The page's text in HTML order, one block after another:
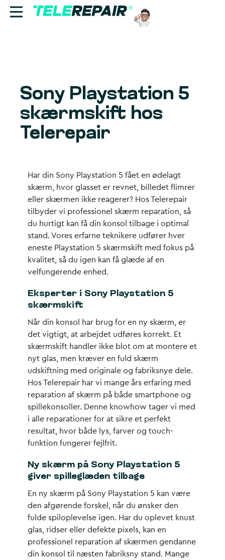
Find butik
Erhverv
Sony Playstation 5
skærmskift hos
Telerepair
Har din Sony Playstation 5 fået en ødelagt
skærm, hvor glasset er revnet, billedet flimrer
eller skærmen ikke reagerer? Hos Telerepair
tilbyder vi professionel skærm reparation, så
du hurtigt kan få din konsol tilbage i optimal
stand. Vores erfarne teknikere udfører hver
eneste Playstation 5 skærmskift med fokus på
kvalitet, så du igen kan få glæde af en
velfungerende enhed.
Eksperter i Sony Playstation 5
skærmskift
Når din konsol har brug for en ny skærm, er
det vigtigt, at arbejdet udføres korrekt. Et
skærmskift handler ikke blot om at montere et
nyt glas, men kræver en fuld skærm
udskiftning med originale og fabriksnye dele.
Hos Telerepair har vi mange års erfaring med
reparation af skærm på både smartphone og
spillekonsoller. Denne knowhow tager vi med
i alle reparationer for at sikre et perfekt
resultat, hvor både lys, farver og touch-
funktion fungerer fejlfrit.
Ny skærm på Sony Playstation 5
giver spilleglæden tilbage
En ny skærm på Sony Playstation 5 kan være
den afgørende forskel, når du ønsker den
fulde spiloplevelse igen. Har du oplevet knust
glas, ridser eller defekte pixels, kan en
professionel reparation af skærmen gendanne
din konsol til næsten fabriksny stand. Mange